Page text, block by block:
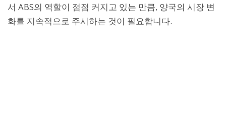
서 ABS의 역할이 점점 커지고 있는 만큼, 양국의 시장 변
화를 지속적으로 주시하는 것이 필요합니다.